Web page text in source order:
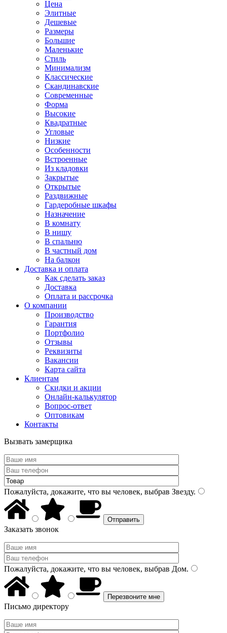
Цена
Элитные
Дешевые
Размеры
Большие
Маленькие
Стиль
Минимализм
Классические
Скандинавские
Современные
Форма
Высокие
Квадратные
Угловые
Низкие
Особенности
Встроенные
Из кладовки
Закрытые
Открытые
Раздвижные
Гардеробные шкафы
Назначение
В комнату
В нишу
В спальню
В частный дом
На балкон
Доставка и оплата
Как сделать заказ
Доставка
Оплата и рассрочка
О компании
Производство
Гарантия
Портфолио
Отзывы
Реквизиты
Вакансии
Карта сайта
Клиентам
Скидки и акции
Онлайн-калькулятор
Вопрос-ответ
Оптовикам
Контакты
Вызвать замерщика
Пожалуйста, докажите, что вы человек, выбрав Звезду.
Заказать звонок
Пожалуйста, докажите, что вы человек, выбрав Дом.
Письмо директору